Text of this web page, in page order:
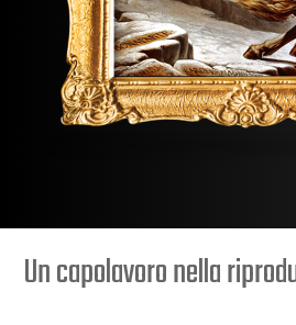
Un capolavoro nella